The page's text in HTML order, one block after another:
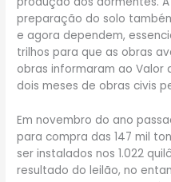
preparação do solo
e agora dependem,
trilhos para que as obras
obras informaram ao Valor
dois meses de obras civis
Em novembro do ano
para compra das 147 mil
ser instalados nos 1.022
resultado do leilão, no